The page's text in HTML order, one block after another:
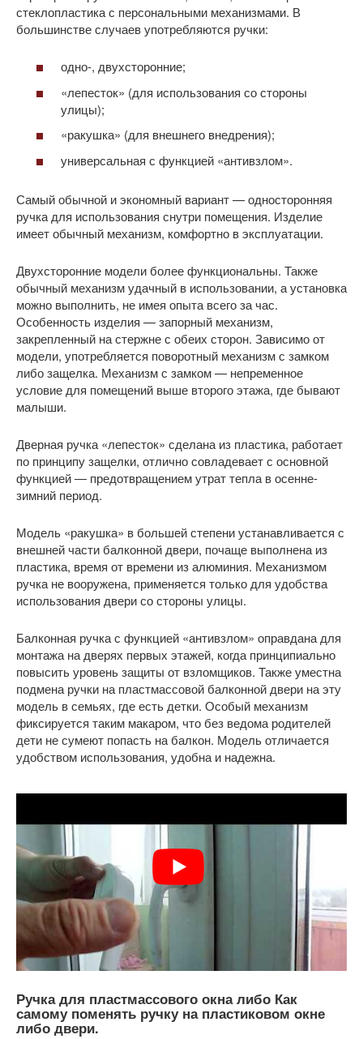
стеклопластика с персональными механизмами. В
большинстве случаев употребляются ручки:
одно-, двухсторонние;
«лепесток» (для использования со стороны
улицы);
«ракушка» (для внешнего внедрения);
универсальная с функцией «антивзлом».
Самый обычной и экономный вариант — односторонняя
ручка для использования снутри помещения. Изделие
имеет обычный механизм, комфортно в эксплуатации.
Двухсторонние модели более функциональны. Также
обычный механизм удачный в использовании, а установка
можно выполнить, не имея опыта всего за час.
Особенность изделия — запорный механизм,
закрепленный на стержне с обеих сторон. Зависимо от
модели, употребляется поворотный механизм с замком
либо защелка. Механизм с замком — непременное
условие для помещений выше второго этажа, где бывают
малыши.
Дверная ручка «лепесток» сделана из пластика, работает
по принципу защелки, отлично совладевает с основной
функцией — предотвращением утрат тепла в осенне-
зимний период.
Модель «ракушка» в большей степени устанавливается с
внешней части балконной двери, почаще выполнена из
пластика, время от времени из алюминия. Механизмом
ручка не вооружена, применяется только для удобства
использования двери со стороны улицы.
Балконная ручка с функцией «антивзлом» оправдана для
монтажа на дверях первых этажей, когда принципиально
повысить уровень защиты от взломщиков. Также уместна
подмена ручки на пластмассовой балконной двери на эту
модель в семьях, где есть детки. Особый механизм
фиксируется таким макаром, что без ведома родителей
дети не сумеют попасть на балкон. Модель отличается
удобством использования, удобна и надежна.
Ручка для пластмассового окна либо Как
самому поменять ручкуна пластиковом окне
либо двери.